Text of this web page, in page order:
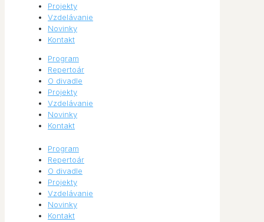
Projekty
Vzdelávanie
Novinky
Kontakt
Program
Repertoár
O divadle
Projekty
Vzdelávanie
Novinky
Kontakt
Program
Repertoár
O divadle
Projekty
Vzdelávanie
Novinky
Kontakt